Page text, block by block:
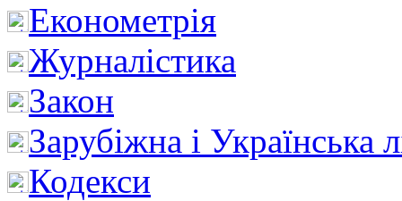
Економетрія
Журналістика
Закон
Зарубіжна і Українська
Кодекси